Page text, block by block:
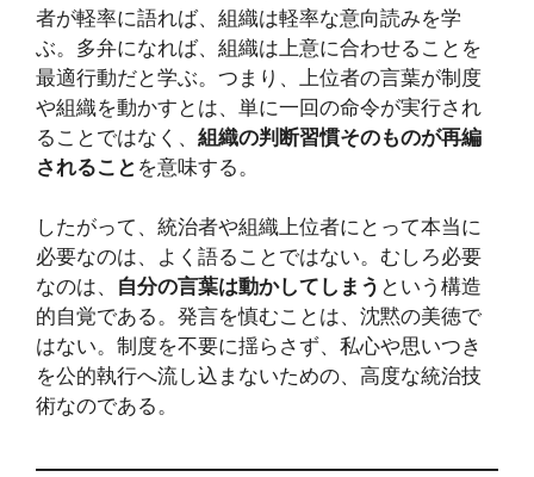
者が軽率に語れば、組織は軽率な意向読みを学
ぶ。多弁になれば、組織は上意に合わせることを
最適行動だと学ぶ。つまり、上位者の言葉が制度
や組織を動かすとは、単に一回の命令が実行され
ることではなく、 組織の判断習慣そのものが再編
されること を意味する。
したがって、統治者や組織上位者にとって本当に
必要なのは、よく語ることではない。むしろ必要
なのは、 自分の言葉は動かしてしまう という構造
的自覚である。発言を慎むことは、沈黙の美徳で
はない。制度を不要に揺らさず、私心や思いつき
を公的執行へ流し込まないための、高度な統治技
術なのである。